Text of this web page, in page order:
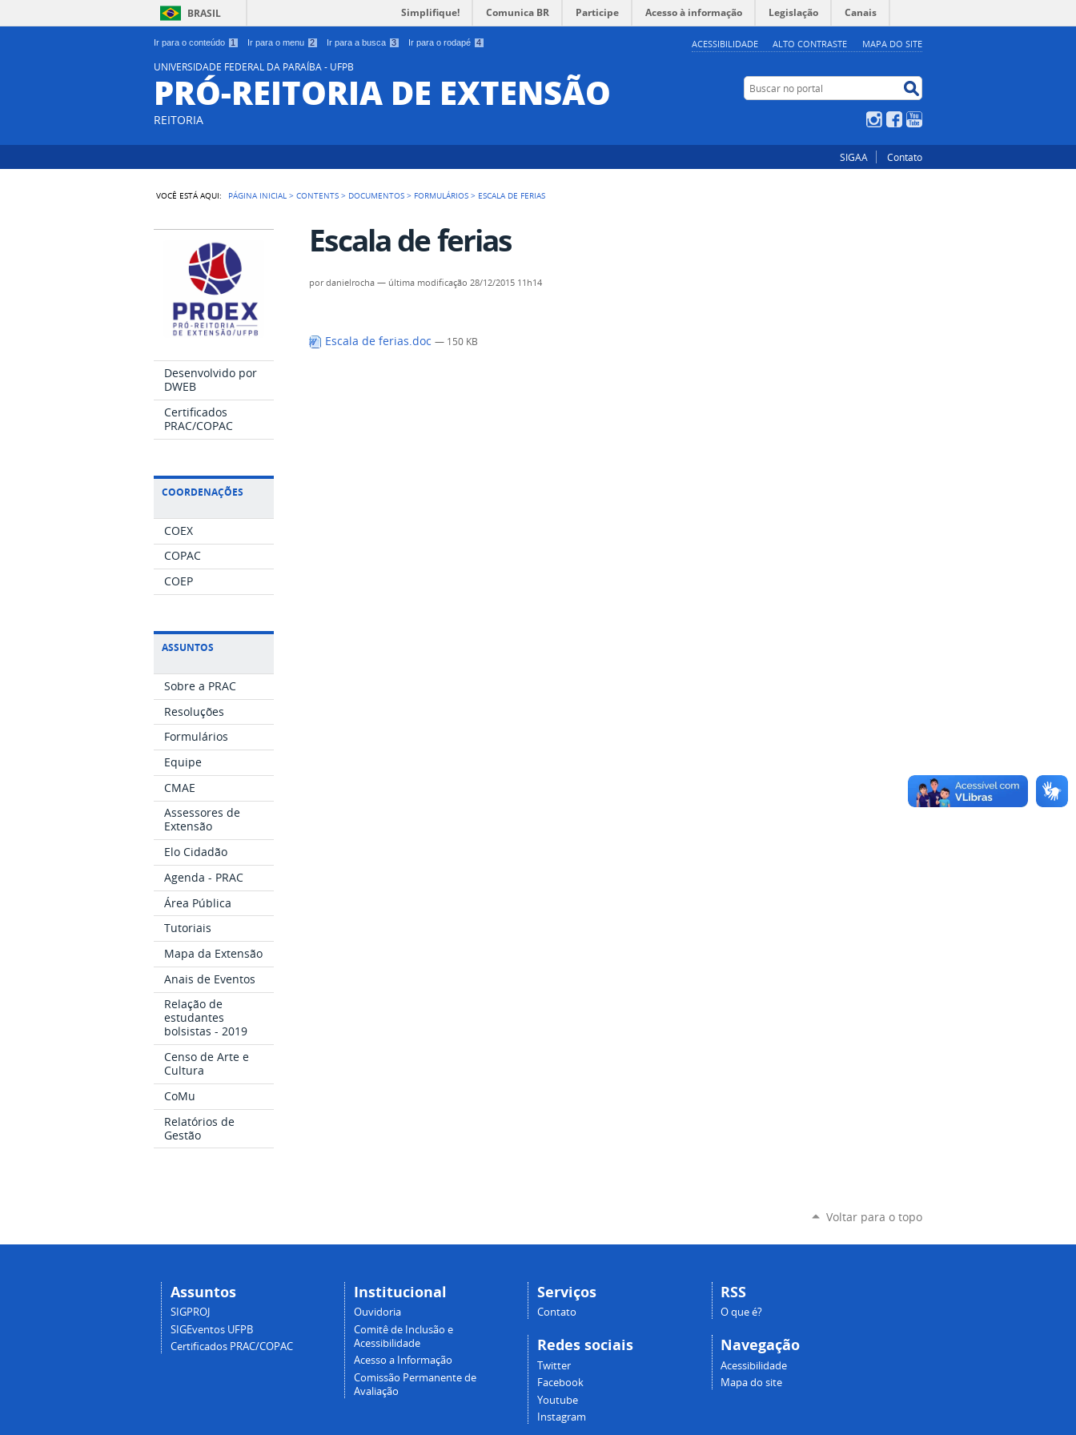
Ir para o conteúdo 1 Ir para o menu 2 Ir para a busca 3 Ir para o rodapé 4 ACESSIBILIDADE ALTO CONTRASTE MAPA DO SITE
BRASIL Simplifique! Comunica BR Participe Acesso à informação Legislação Canais
UNIVERSIDADE FEDERAL DA PARAÍBA - UFPB
PRÓ-REITORIA DE EXTENSÃO
REITORIA
Buscar no portal
InstagramFacebook
SIGAA Contato
VOCÊ ESTÁ AQUI: PÁGINA INICIAL >CONTENTS > DOCUMENTOS > FORMULÁRIOS > ESCALA DE FERIAS
Desenvolvido por
DWEB
Certificados
PRAC/COPAC
COORDENAÇÕES
COEX
COPAC
COEP
ASSUNTOS
Sobre a PRAC
Resoluções
Formulários
Equipe
CMAE
Assessores de
Extensão
Elo Cidadão
Agenda - PRAC
Área Pública
Tutoriais
Mapa da Extensão
Anais de Eventos
Relação de
estudantes
bolsistas - 2019
Censo de Arte e
Cultura
CoMu
Relatórios de
Gestão
Escala de ferias
pordanielrocha — última modificação 28/12/2015 11h14
Escala de ferias.doc— 150 KB
Voltar para o topo
Assuntos
SIGPROJ
SIGEventos UFPB
Certificados PRAC/COPAC
Institucional
Ouvidoria
Comitê de Inclusão e
Acessibilidade
Acesso a Informação
Comissão Permanente de
Avaliação
Serviços
Contato
Redes sociais
Twitter
Facebook
Youtube
Instagram
RSS
O que é?
Navegação
Acessibilidade
Mapa do site